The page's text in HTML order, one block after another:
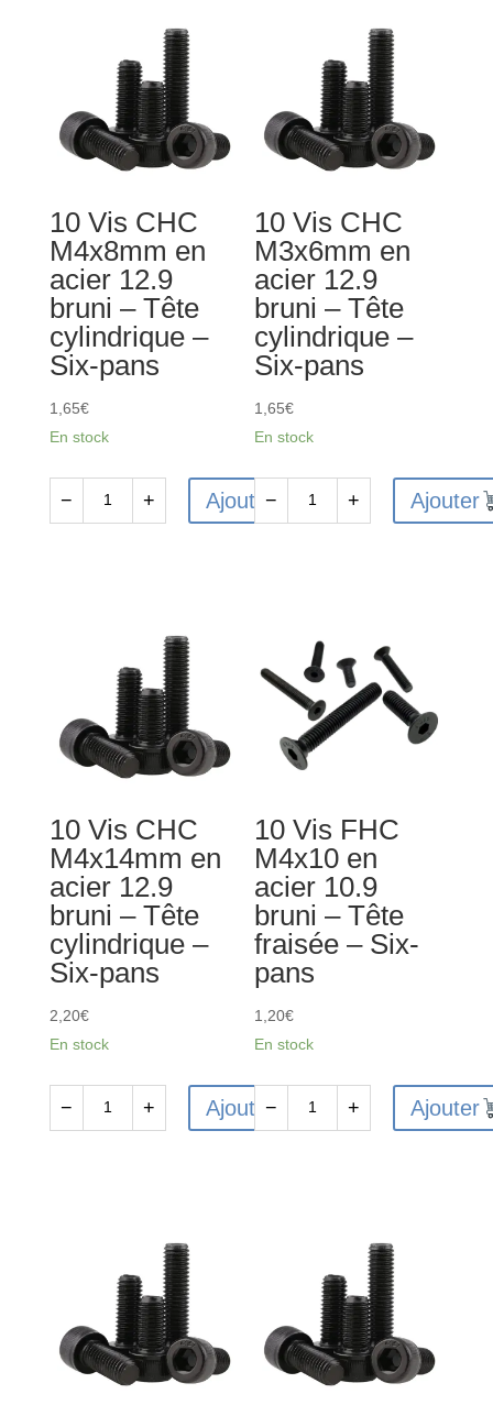
10 Vis CHC
M4x8mm en
acier 12.9
bruni – Tête
cylindrique –
Six-pans
1,65€
En stock
12.9
bruni
Tête
cylindrique
-
Six-
pans
− + Ajouter
10 Vis CHC
M3x6mm en
acier 12.9
bruni – Tête
cylindrique –
Six-pans
1,65€
En stock
M3x6mm
en
12.9
Tête
cylindrique
-
Six-
pans
− + Ajouter
10 Vis CHC
M4x14mm en
acier 12.9
bruni – Tête
cylindrique –
Six-pans
2,20€
En stock
12.9
bruni
− + Ajouter
10 Vis FHC
M4x10 en
acier 10.9
bruni – Tête
fraisée – Six-
pans
1,20€
En stock
10.9
bruni
− + Ajouter